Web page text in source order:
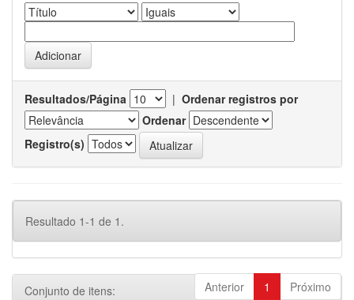
Resultados/Página | Ordenar registros por
Ordenar
Registro(s)
Resultado 1-1 de 1.
Anterior 1 Próximo
Conjunto de itens: